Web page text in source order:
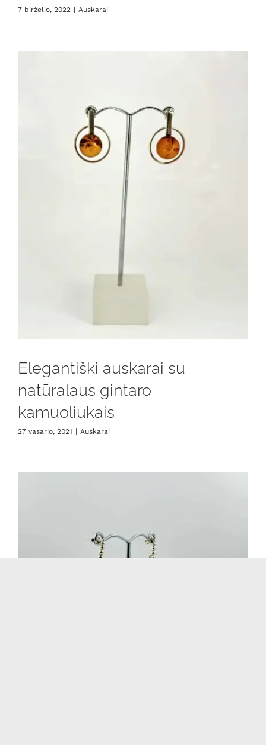
7 birželio, 2022 | Auskarai
Elegantiški auskarai su
natūralaus gintaro
kamuoliukais
27 vasario, 2021 | Auskarai